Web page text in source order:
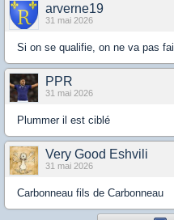
arverne19
31 mai 2026
Si on se qualifie, on ne va pas
PPR
31 mai 2026
Plummer il est ciblé
Very Good Eshvili
31 mai 2026
Carbonneau fils de Carbonneau